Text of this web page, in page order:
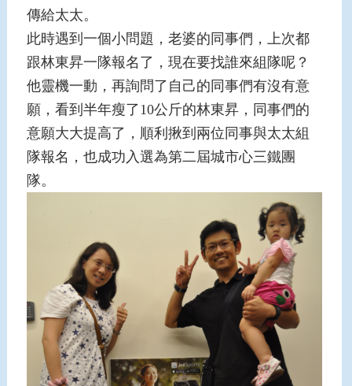
傳給太太。
此時遇到一個小問題，老婆的同事們，上次都
跟林東昇一隊報名了，現在要找誰來組隊呢？
他靈機一動，再詢問了自己的同事們有沒有意
願，看到半年瘦了10公斤的林東昇，同事們的
意願大大提高了，順利揪到兩位同事與太太組
隊報名，也成功入選為第二屆城市心三鐵團
隊。